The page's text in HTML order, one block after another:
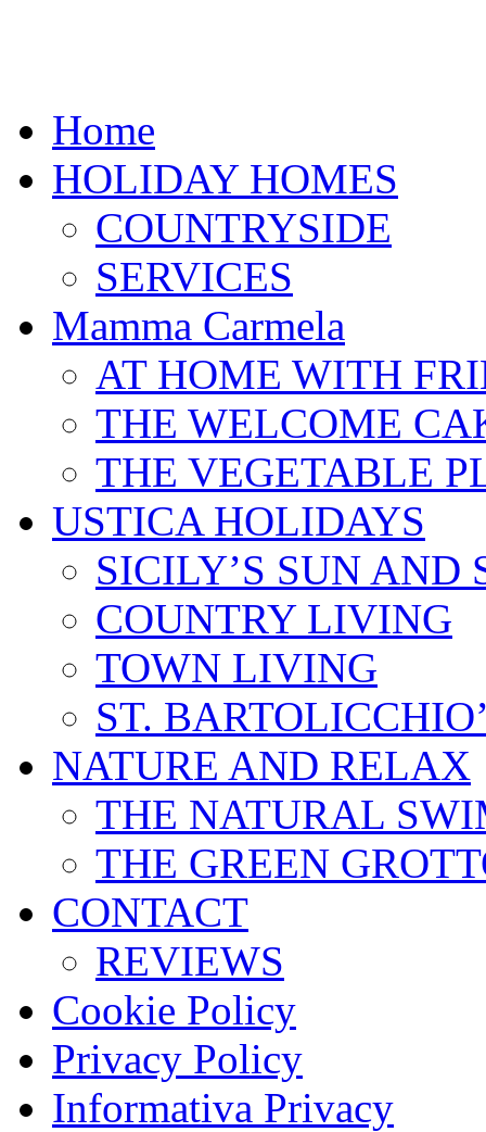
Home
HOLIDAY HOMES
COUNTRYSIDE
SERVICES
Mamma Carmela
AT HOME WITH
THE WELCOME
THE VEGETABLE
USTICA HOLIDAYS
SICILY’S SUN AND
COUNTRY LIVING
TOWN LIVING
ST.
NATURE AND RELAX
THE NATURAL
THE GREEN
CONTACT
REVIEWS
Cookie Policy
Privacy Policy
Informativa Privacy